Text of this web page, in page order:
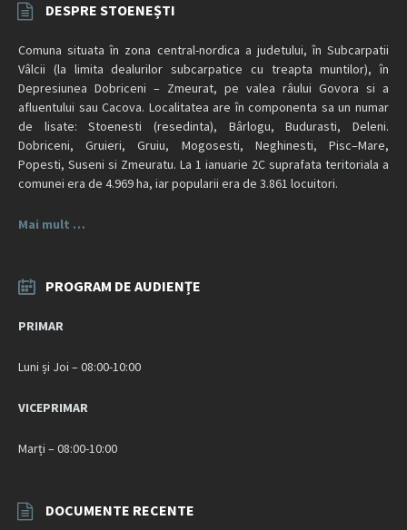
DESPRE STOENEȘTI
Comuna situata în zona central-nordica a judetului, în Subcarpatii
Vâlcii (la limita dealurilor subcarpatice cu treapta muntilor), în
Depresiunea Dobriceni – Zmeurat, pe valea râului Govora si a
afluentului sau Cacova. Localitatea are în componenta sa un numar
de lisate: Stoenesti (resedinta), Bârlogu, Budurasti, Deleni.
Dobriceni, Gruieri, Gruiu, Mogosesti, Neghinesti, Pisc–Mare,
Popesti, Suseni si Zmeuratu. La 1 ianuarie 2C suprafata teritoriala a
comunei era de 4.969 ha, iar popularii era de 3.861 locuitori.
Mai mult …
PROGRAM DE AUDIENȚE
PRIMAR
Luni și Joi – 08:00-10:00
VICEPRIMAR
Marți – 08:00-10:00
DOCUMENTE RECENTE